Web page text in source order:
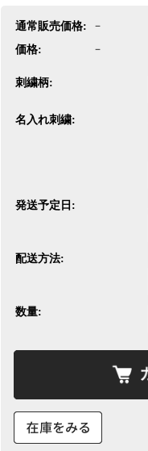
通常販売価格: －
価格: －
刺繍柄:
名入れ刺繍:
発送予定日:
配送方法:
数量: